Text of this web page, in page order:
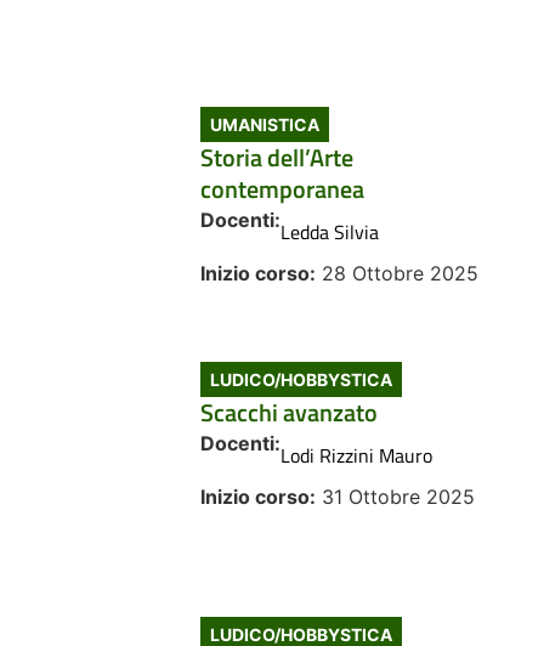
UMANISTICA
Storia dell’Arte
contemporanea
Docenti:Ledda Silvia
Inizio corso: 28 Ottobre 2025
LUDICO/HOBBYSTICA
Scacchi avanzato
Docenti:Lodi Rizzini Mauro
Inizio corso: 31 Ottobre 2025
LUDICO/HOBBYSTICA